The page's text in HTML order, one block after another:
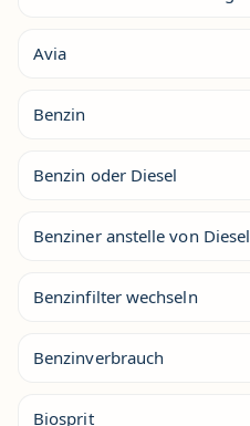
Avia
Benzin
Benzin oder Diesel
Benziner anstelle von Diesel
Benzinfilter wechseln
Benzinverbrauch
Biosprit